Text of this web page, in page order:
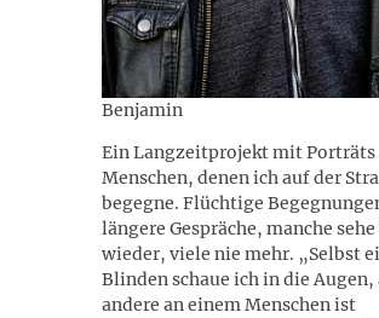
Benjamin
Ein Langzeitprojekt mit Porträts
Menschen, denen ich auf der
begegne. Flüchtige
längere Gespräche, manche
wieder, viele nie mehr. „Selbst
Blinden schaue ich in die Augen,
andere an einem Menschen ist